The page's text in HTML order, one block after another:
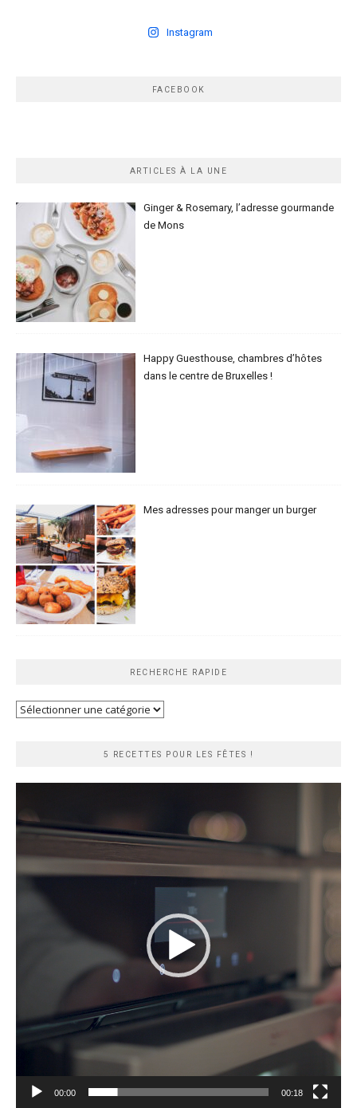
Instagram
FACEBOOK
ARTICLES À LA UNE
Ginger & Rosemary, l’adresse gourmande
de Mons
Happy Guesthouse, chambres d’hôtes
dans le centre de Bruxelles !
Mes adresses pour manger un burger
RECHERCHE RAPIDE
Recherche
5 RECETTES POUR LES FÊTES !
00:00 00:18